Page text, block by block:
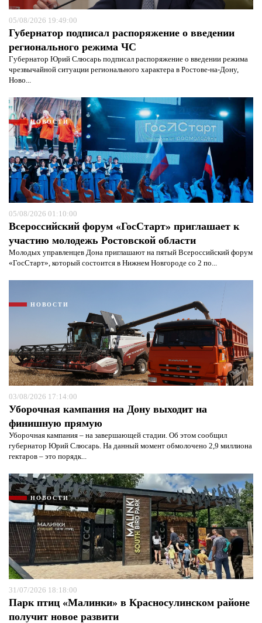
05/08/2026 19:49:00
Губернатор подписал распоряжение о введении
регионального режима ЧС
Губернатор Юрий Слюсарь подписал распоряжение о введении режима
чрезвычайной ситуации регионального характера в Ростове-на-Дону,
Ново...
НОВОСТИ
05/08/2026 01:10:00
Всероссийский форум «ГосСтарт» приглашает к
участию молодежь Ростовской области
Молодых управленцев Дона приглашают на пятый Всероссийский форум
«ГосСтарт», который состоится в Нижнем Новгороде со 2 по...
НОВОСТИ
03/08/2026 17:14:00
Уборочная кампания на Дону выходит на
финишную прямую
Уборочная кампания – на завершающей стадии. Об этом сообщил
губернатор Юрий Слюсарь. На данный момент обмолочено 2,9 миллиона
гектаров – это порядк...
НОВОСТИ
31/07/2026 18:18:00
Парк птиц «Малинки» в Красносулинском районе
получит новое развити
Я согласен с
защиты информации*
Я согласен сполитикой конфиденциальности и
защиты информации*